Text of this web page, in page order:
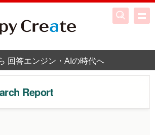
回答エンジン・AIの時代へ